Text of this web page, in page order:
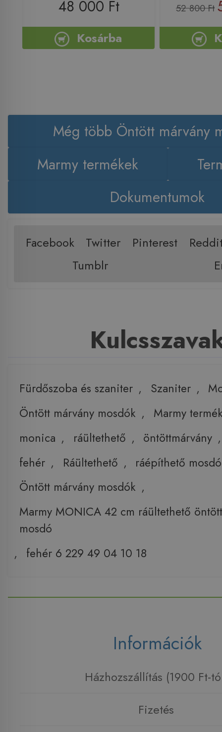
48 000 Ft
Kosárba
52 800 Ft
Még több Öntött márvány
Marmy termékek
Dokumentumok
Facebook Twitter Pinterest
Tumblr
Fürdőszoba és szaniter , Szaniter ,
Öntött márvány mosdók ,
Marmy
monica , ráültethető , öntöttmárvány
fehér , Ráültethető ,
ráépíthető mosdó
Öntött márvány mosdók ,
Marmy MONICA 42 cm ráültethető
mosdó
,
fehér 6 229 49 04 10 18
Információk
Házhozszállítás (1900 Ft-
Fizetés